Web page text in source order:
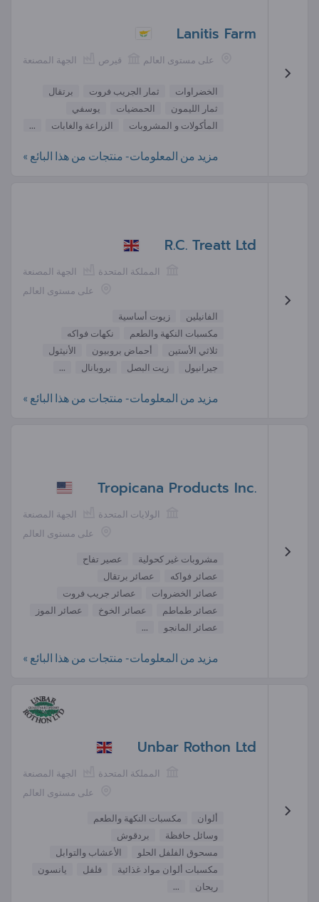
Lanitis Farm
الجهة المصنعة قيرص على مستوى العالم
الخضراوات ثمار الجريب فروت
برتقال
ثمار الليمون
الحمضيات
يوسفي
المأكولات و المشروبات
الزراعة والغابات ...
مزيد من المعلومات- منتجات من هذا البائع »
R.C. Treatt Ltd
الجهة المصنعة
المملكة المتحدة
على مستوى العالم
الفانيلين
زيوت أساسية
مكسبات النكهة والطعم
نكهات فواكه
ثلاثي الأستين
أحماض بروبيون
الأنيثول
جيرانيول
زيت البصل بروبانال ...
مزيد من المعلومات- منتجات من هذا البائع »
Tropicana Products Inc.
الجهة المصنعة
الولايات المتحدة
على مستوى العالم
مشروبات غير كحولية
عصير تفاح
عصائر فواكه
عصائر برتقال
عصائر الخضروات
عصائر جريب فروت
عصائر طماطم
عصائر الخوخ
عصائر الموز
عصائر المانجو
...
مزيد من المعلومات- منتجات من هذا البائع »
Unbar Rothon Ltd
الجهة المصنعة
المملكة المتحدة
على مستوى العالم
ألوان
مكسبات النكهة والطعم
وسائل حافظة
بردقوش
مسحوق الفلفل الحلو
الأعشاب والتوابل
مكسبات ألوان مواد غذائية
فلفل
يانسون
ريحان
...